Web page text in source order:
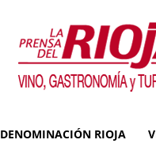
La
del
Rioja
DENOMINACIÓN RIOJA